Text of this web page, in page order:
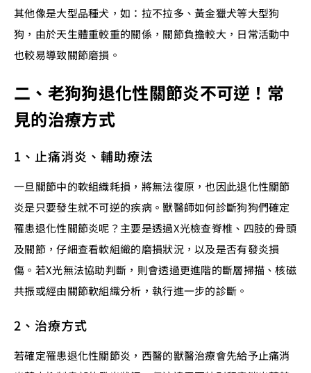
其他像是大型品種犬，如：拉不拉多、黃金獵犬等大型狗
狗，由於天生體重較重的關係，關節負擔較大，日常活動中
也較易導致關節磨損。
二、老狗狗退化性關節炎不可逆！常
見的治療方式
1、止痛消炎、輔助療法
一旦關節中的軟組織耗損，將無法復原，也因此退化性關節
炎是只要發生就不可逆的疾病。獸醫師如何診斷狗狗們確定
罹患退化性關節炎呢？主要是透過X光檢查脊椎、四肢的骨頭
及關節，仔細查看軟組織的磨損狀況，以及是否有發炎損
傷。若X光無法協助判斷，則會透過更進階的斷層掃描、核磁
共振或經由關節軟組織分析，執行進一步的診斷。
2、治療方式
若確定罹患退化性關節炎，西醫的獸醫治療會先給予止痛消